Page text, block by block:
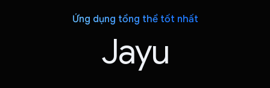
Ứng dụng tổng thể tốt nhất
Jayu